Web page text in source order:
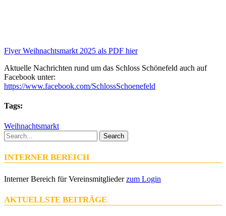
Flyer Weihnachtsmarkt 2025 als PDF hier
Aktuelle Nachrichten rund um das Schloss Schönefeld auch auf
Facebook unter:
https://www.facebook.com/SchlossSchoenefeld
Tags:
Weihnachtsmarkt
Search
INTERNER BEREICH
Interner Bereich für Vereinsmitgliederzum Login
AKTUELLSTE BEITRÄGE